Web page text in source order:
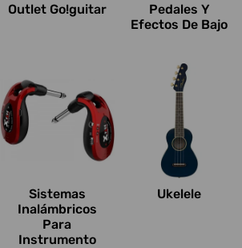
Outlet Go!guitar
Pedales Y
Efectos De Bajo
Sistemas
Inalámbricos
Para
Instrumento
Ukelele